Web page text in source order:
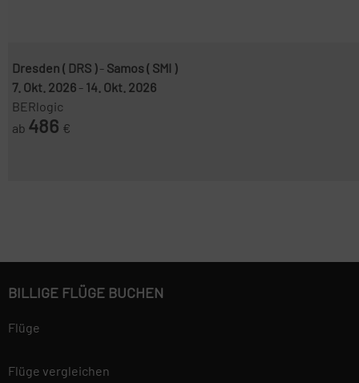
Dresden ( DRS )- Samos ( SMI )
7. Okt. 2026 - 14. Okt. 2026
BERlogic
ab 486 €
BILLIGE FLÜGE BUCHEN
Flüge
Flüge vergleichen